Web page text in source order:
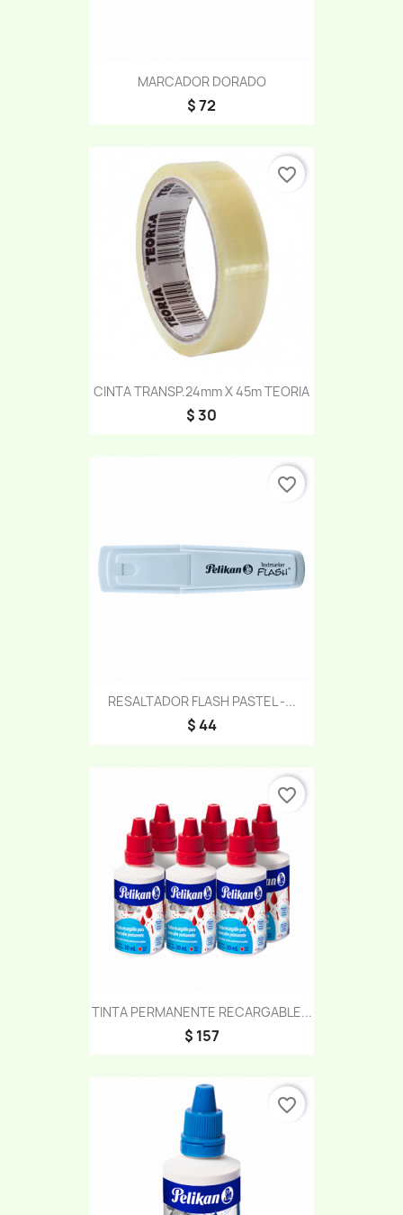
MARCADOR DORADO
$ 72
CINTA TRANSP.24mm X 45m TEORIA
$ 30
favorite_border
RESALTADOR FLASH PASTEL -...
$ 44
favorite_border
TINTA PERMANENTE RECARGABLE...
$ 157
favorite_border
favorite_border